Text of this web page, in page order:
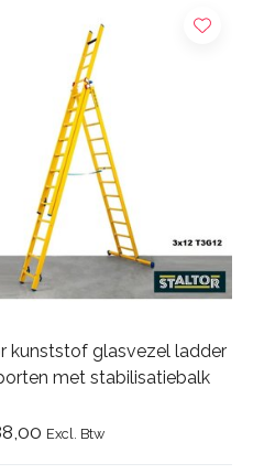
kunststof glasvezel ladder
met stabilisatiebalk
Excl. Btw